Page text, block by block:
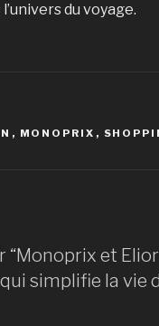
du voyage.
, MONOPRIX ,
“Monoprix et
simplifie la vie